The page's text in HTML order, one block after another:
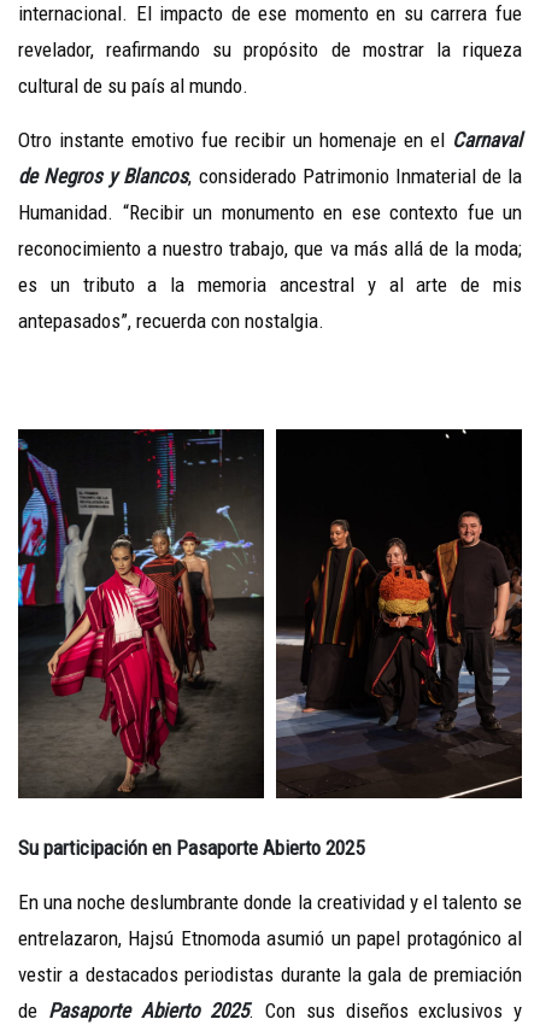
internacional. El impacto de ese momento en su carrera fue
revelador, reafirmando su propósito de mostrar la riqueza
cultural de su país al mundo.
Otro instante emotivo fue recibir un homenaje en el Carnaval
de Negros y Blancos, considerado Patrimonio Inmaterial de la
Humanidad. “Recibir un monumento en ese contexto fue un
reconocimiento a nuestro trabajo, que va más allá de la moda;
es un tributo a la memoria ancestral y al arte de mis
antepasados”, recuerda con nostalgia.
Su participación en Pasaporte Abierto 2025
En una noche deslumbrante donde la creatividad y el talento se
entrelazaron, Hajsú Etnomoda asumió un papel protagónico al
vestir a destacados periodistas durante la gala de premiación
de Pasaporte Abierto 2025. Con sus diseños exclusivos y